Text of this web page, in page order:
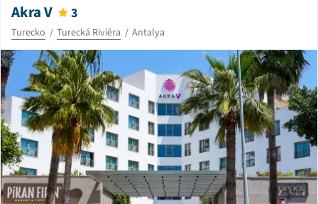
Akra V 3
Turecko Turecká Riviéra Antalya